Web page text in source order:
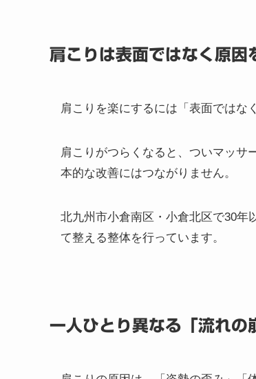
肩こりが「楽になる」
肩こりは表面ではなく原因
本的な改善にはつながりません。
北九州市小倉南区・小倉北区で30年